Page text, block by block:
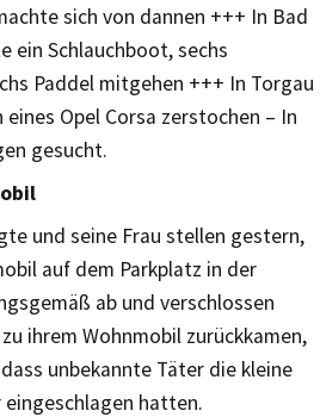
sich von dannen +++ In Bad
ein Schlauchboot, sechs
Paddel mitgehen +++ In Torgau
Opel Corsa zerstochen – In
gesucht.
und seine Frau stellen gestern,
auf dem Parkplatz in der
ab und verschlossen
ihrem Wohnmobil zurückkamen,
unbekannte Täter die kleine
hatten.